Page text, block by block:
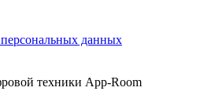
данных
техники App-Room